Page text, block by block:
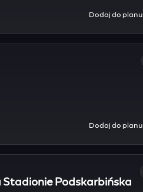
Dodaj do planu
Dodaj do planu
Stadionie Podskarbińska